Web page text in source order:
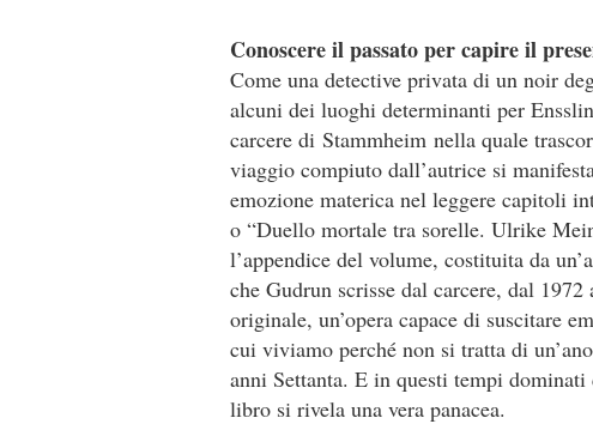
Conoscere il passato per capire il
Come una detective privata di un noir
alcuni dei luoghi determinanti per
carcere di Stammheim nella quale
viaggio compiuto dall’autrice si
emozione materica nel leggere capitoli
o “Duello mortale tra sorelle. Ulrike
l’appendice del volume, costituita da
che Gudrun scrisse dal carcere, dal
originale, un’opera capace di suscitare
cui viviamo perché non si tratta di
anni Settanta. E in questi tempi
libro si rivela una vera panacea.